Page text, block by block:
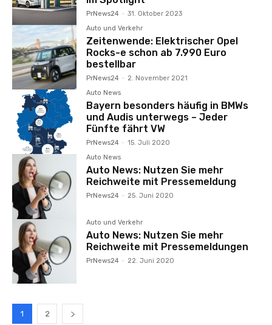
PrNews24 - 31. Oktober 2023
Auto und Verkehr
Zeitenwende: Elektrischer Opel
Rocks-e schon ab 7.990 Euro
bestellbar
PrNews24 - 2. November 2021
Auto News
Bayern besonders häufig in BMWs
und Audis unterwegs – Jeder
Fünfte fährt VW
PrNews24 - 15. Juli 2020
Auto News
Auto News: Nutzen Sie mehr
Reichweite mit Pressemeldung
PrNews24 - 25. Juni 2020
Auto und Verkehr
Auto News: Nutzen Sie mehr
Reichweite mit Pressemeldungen
PrNews24 - 22. Juni 2020
1 2